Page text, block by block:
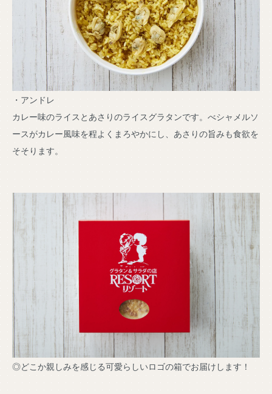
・アンドレ
カレー味のライスとあさりのライスグラタンです。べシャメルソ
ースがカレー風味を程よくまろやかにし、あさりの旨みも食欲を
そそります。
◎どこか親しみを感じる可愛らしいロゴの箱でお届けします！